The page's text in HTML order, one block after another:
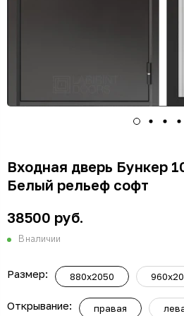
Входная дверь Бункер
Белый рельеф софт
38500 руб.
В наличии
Размер: 880x2050
Открывание: правая